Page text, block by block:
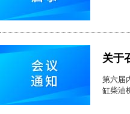
关于
第六届
缸柴油